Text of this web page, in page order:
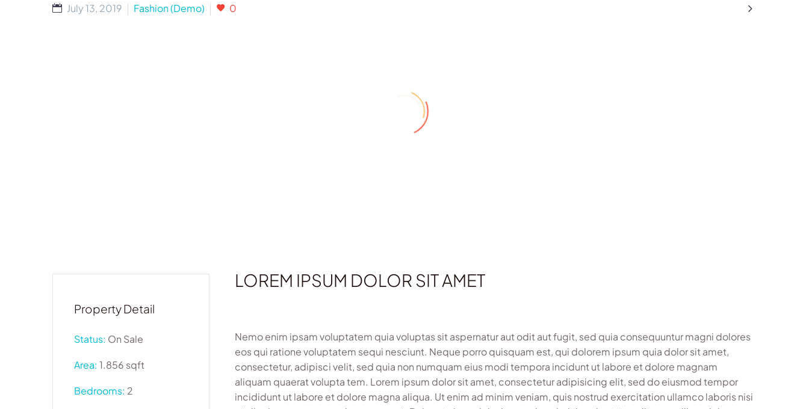

July 13, 2019 Fashion (Demo) 0
Property Detail
Status: On Sale
Area: 1.856 sqft
Bedrooms: 2
LOREM IPSUM DOLOR SIT AMET
Nemo enim ipsam voluptatem quia voluptas sit aspernatur aut odit aut fugit, sed quia consequuntur magni dolores
eos qui ratione voluptatem sequi nesciunt. Neque porro quisquam est, qui dolorem ipsum quia dolor sit amet,
consectetur, adipisci velit, sed quia non numquam eius modi tempora incidunt ut labore et dolore magnam
aliquam quaerat volupta tem. Lorem ipsum dolor sit amet, consectetur adipisicing elit, sed do eiusmod tempor
incididunt ut labore et dolore magna aliqua. Ut enim ad minim veniam, quis nostrud exercitation ullamco laboris nisi